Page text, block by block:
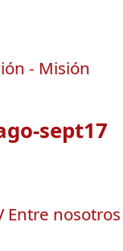
- Misión
sept17
Entre nosotros